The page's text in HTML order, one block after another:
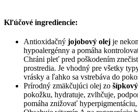
Kľúčové ingrediencie:
Antioxidačný jojobový olej je
hypoalergénny a pomáha
Chráni pleť pred poškodením
prostredia. Je vhodný pre všetky
vrásky a ľahko sa vstrebáva do
Prírodný zmäkčujúci olej zo
pokožku, hydratuje, zvlhčuje,
pomáha znižovať hyperpigmentáciu